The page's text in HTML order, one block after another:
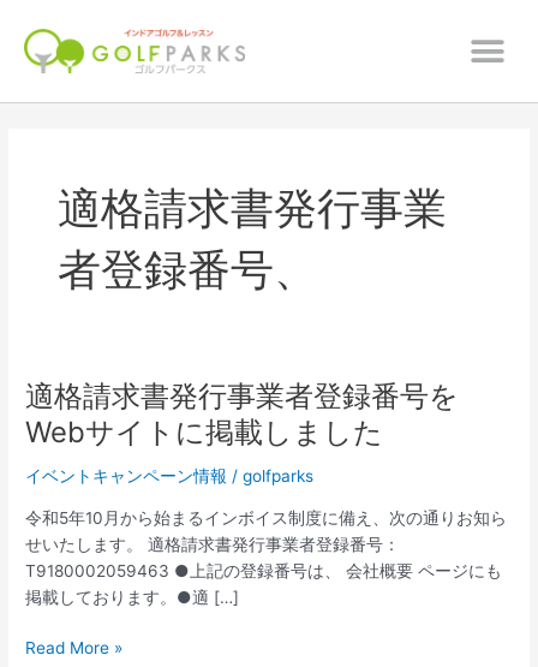
メ
ニ
ー
適格請求書発行事業
者登録番号、
適格請求書発行事業者登録番号を
Webサイトに掲載しました
イベントキャンペーン情報 /golfparks
令和5年10月から始まるインボイス制度に備え、次の通りお知ら
せいたします。 適格請求書発行事業者登録番号：
T9180002059463 ●上記の登録番号は、 会社概要 ページにも
掲載しております。●適 […]
適
格
請
求
発
行
事
業
登
Read More »